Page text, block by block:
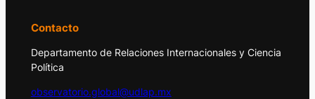
Contacto
Departamento de Relaciones Internacionales y Ciencia
Política
observatorio.global@udlap.mx